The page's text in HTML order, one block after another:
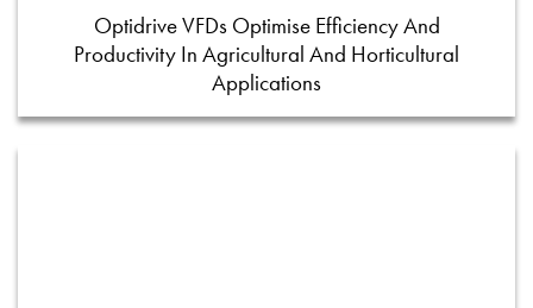
Optidrive VFDs Optimise Efficiency And
Productivity In Agricultural And Horticultural
Applications